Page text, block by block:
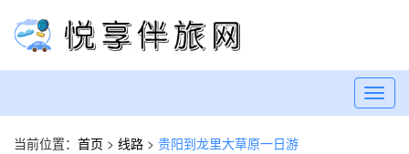
当前位置： 首页 > 线路 > 贵阳到龙里大草原一日游